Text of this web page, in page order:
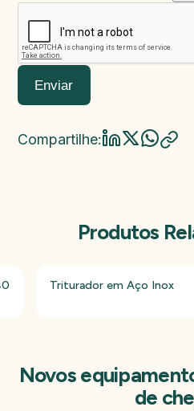
Marca da máquina
Modelo da máquina
Ano de fabricação
Valor da máquina
Enviar
Compartilhe:
Produtos
Triturador em Aço Inox
Novos
de